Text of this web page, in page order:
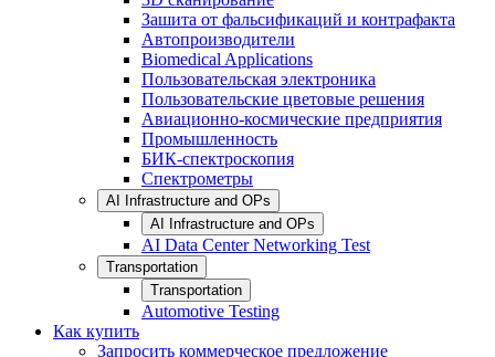
Зашита от фальсификаций и контрафакта
Автопроизводители
Biomedical Applications
Пользовательская электроника
Пользовательские цветовые решения
Авиационно-космические предприятия
Промышленность
БИК-спектроскопия
Спектрометры
AI Infrastructure and OPs
AI Infrastructure and OPs
AI Data Center Networking Test
Transportation
Transportation
Automotive Testing
Как купить
Запросить коммерческое предложение